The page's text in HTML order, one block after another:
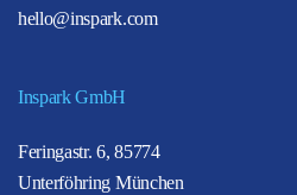
hello@inspark.com
Inspark GmbH
Feringastr. 6, 85774
Unterföhring München